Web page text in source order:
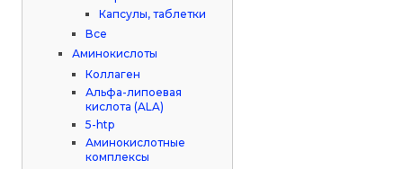
Капсулы, таблетки
Все
Аминокислоты
Коллаген
Альфа-липоевая
кислота (ALA)
5-htp
Аминокислотные
комплексы